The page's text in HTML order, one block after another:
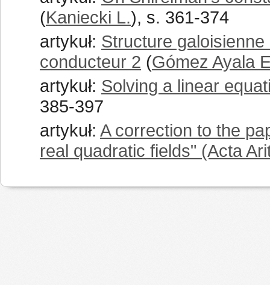
(Kaniecki L.), s. 361-374
artykuł: Structure
conducteur 2 (Gómez Ayala
artykuł: Solving a linear
385-397
artykuł: A correction to the
real quadratic fields" (Acta